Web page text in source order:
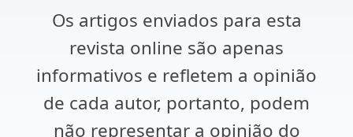
Os artigos enviados para esta
revista online são apenas
informativos e refletem a opinião
de cada autor, portanto, podem
não representar a opinião do